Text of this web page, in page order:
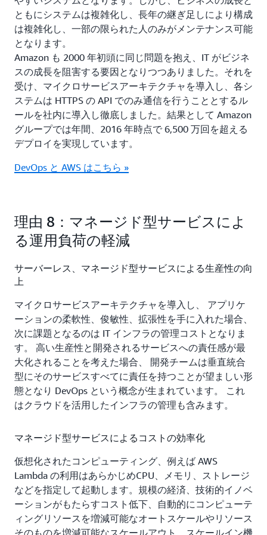
ともにシステムは複雑化し、長年の継ぎ足しにより構成
は複雑化し、一部の限られた人のみがメンテナンス可能
となります。
Amazon も 2000 年初頭に同じ問題を抱え、IT がビジネ
スの成長を阻害する要因となりつつありました。それを
受け、マイクロサービスアーキテクチャを導入し、各シ
ステムは HTTPS の API でのみ通信を行うこととするル
ールを社内に導入し徹底しました。結果として Amazon
グループでは年間、2016 年時点で 6,500 万回を超える
デプロイを実現しています。
DevOps と AWS はこちら »
理由 8：マネージド型サービスによ
る運用負荷の軽減
サーバーレス、マネージド型サービスによる生産性の向
上
マイクロサービスアーキテクチャを導入し、 アプリケ
ーションの柔軟性、俊敏性、拡張性を手に入れた場合、
次に課題となるのは IT インフラの管理コストとなりま
す。 高い生産性と開発されるサービスへの責任感が最
大化されることを考えた場合、 開発チームは垂直統合
型にそのサービスすべてに責任を持つことが望ましい形
態となり DevOps という概念が生まれています。 これ
はクラウドを活用したインフラの管理も含みます。
マネージド型サービスによるコストの効率化
仮想化されたコンピューティング、例えば AWS
Lambda の利用はあらかじめCPU、メモリ、ストレージ
などを指定して起動します。規模の経済、技術的イノベ
ーションがもたらすコスト低下、自動的にコンピューテ
ィングリソースを増減可能なオートスケールやリソース
そのものを増減可能なスケールアウト、スケールイン機